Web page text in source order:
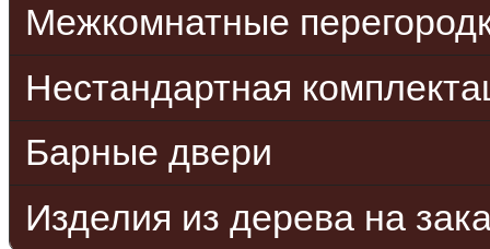
Межкомнатные
Нестандартная
Барные двери
Изделия из дерева на